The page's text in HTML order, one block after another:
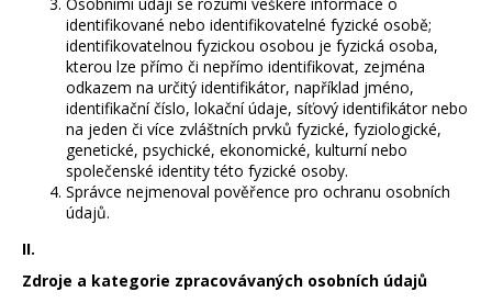
identifikované nebo identifikovatelné fyzické osobě;
identifikovatelnou fyzickou osobou je fyzická osoba,
kterou lze přímo či nepřímo identifikovat, zejména
odkazem na určitý identifikátor, například jméno,
identifikační číslo, lokační údaje, síťový identifikátor nebo
na jeden či více zvláštních prvků fyzické, fyziologické,
genetické, psychické, ekonomické, kulturní nebo
společenské identity této fyzické osoby.
Správce nejmenoval pověřence pro ochranu osobních
údajů.
II.
Zdroje a kategorie zpracovávaných osobních údajů
HLEDAT
p
o